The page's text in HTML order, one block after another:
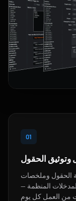
01
وتوثيق الحقول
الحقول وملخصات
المنظمة —